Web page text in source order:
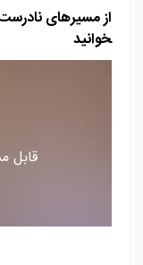
از مسیرهای
خوانید
قابل